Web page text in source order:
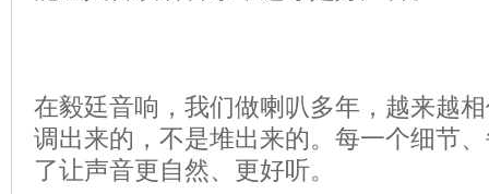
在毅廷音响，我们做喇叭多年，越来越
调出来的，不是堆出来的。 每一个细节
了让声音更自然、更好听。